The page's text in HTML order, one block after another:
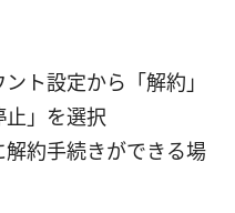
ト設定から「解約」
止」を選択
約手続きができる場